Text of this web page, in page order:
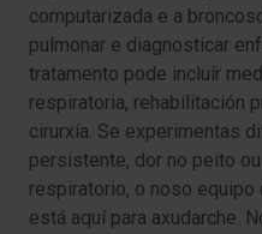
computarizada e a
pulmonar e diagnosticar
tratamento pode incluír
respiratoria, rehabilitación
cirurxía. Se experimentas
persistente, dor no peito
respiratorio, o noso
está aquí para axudarche.